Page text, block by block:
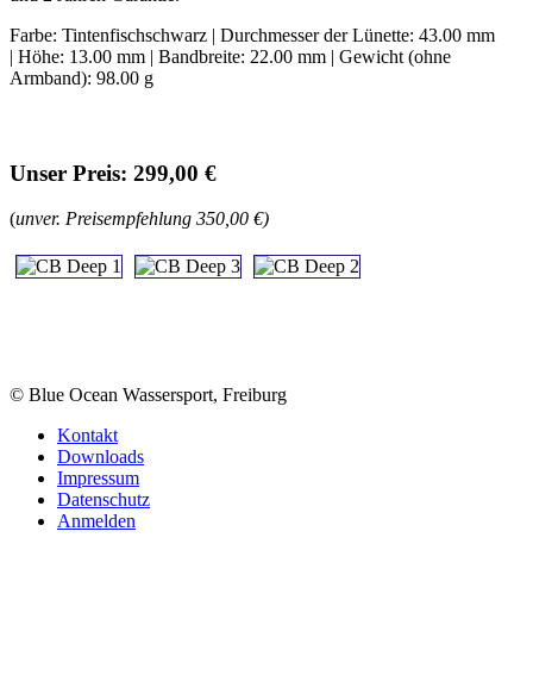
Farbe: Tintenfischschwarz | Durchmesser der Lünette: 43.00 mm
| Höhe: 13.00 mm | Bandbreite: 22.00 mm | Gewicht (ohne
Armband): 98.00 g
Unser Preis: 299,00 €
(unver. Preisempfehlung 350,00 €)
© Blue Ocean Wassersport, Freiburg
Kontakt
Downloads
Impressum
Datenschutz
Anmelden